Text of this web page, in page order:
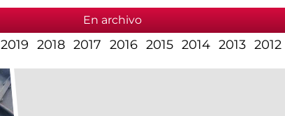
En archivo
2019 2018 2017 2016 2015 2014 2013 2012